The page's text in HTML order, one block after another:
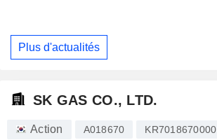
Plus d'actualités
SK GAS CO., LTD.
Action A018670 KR7018670000